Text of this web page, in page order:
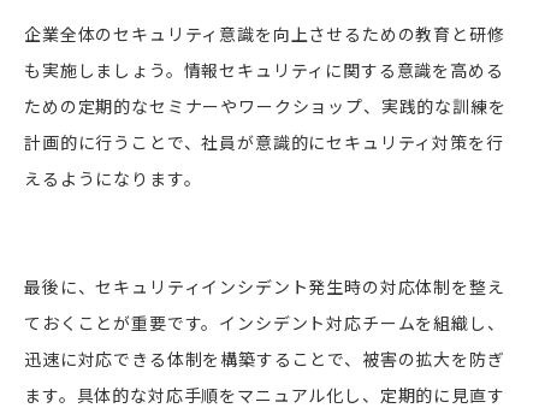
企業全体のセキュリティ意識を向上させるための教育と研修
も実施しましょう。情報セキュリティに関する意識を高める
ための定期的なセミナーやワークショップ、実践的な訓練を
計画的に行うことで、社員が意識的にセキュリティ対策を行
えるようになります。
最後に、セキュリティインシデント発生時の対応体制を整え
ておくことが重要です。インシデント対応チームを組織し、
迅速に対応できる体制を構築することで、被害の拡大を防ぎ
ます。具体的な対応手順をマニュアル化し、定期的に見直す